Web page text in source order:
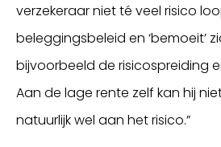
verzekeraar niet té veel risico
beleggingsbeleid en ‘bemoeit’
bijvoorbeeld de risicospreiding
Aan de lage rente zelf kan hij
natuurlijk wel aan het risico.”